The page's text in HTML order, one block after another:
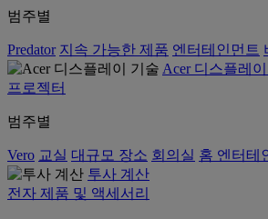
범주별
Predator 지속 가능한 제품 엔터테인먼트
Acer 디스플레
프로젝터
범주별
Vero 교실 대규모 장소 회의실 홈 엔터테
투사 계산
전자 제품 및 액세서리